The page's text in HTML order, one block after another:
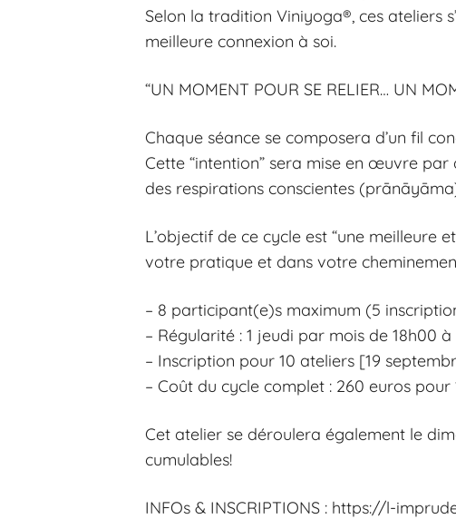
Selon la tradition Viniyoga®, ces ateliers
meilleure connexion à soi.
“UN MOMENT POUR SE RELIER… UN
Chaque séance se composera d’un fil
Cette “intention” sera mise en œuvre
des respirations conscientes
L’objectif de ce cycle est “une meilleure
votre pratique et dans votre
– 8 participant(e)s maximum (5
– Régularité : 1 jeudi par mois de 18h00
– Inscription pour 10 ateliers [19
– Coût du cycle complet : 260 euros
Cet atelier se déroulera également le
cumulables!
INFOs & INSCRIPTIONS : https://l-